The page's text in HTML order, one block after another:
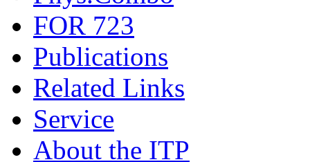
FOR 723
Publications
Related Links
Service
About the ITP